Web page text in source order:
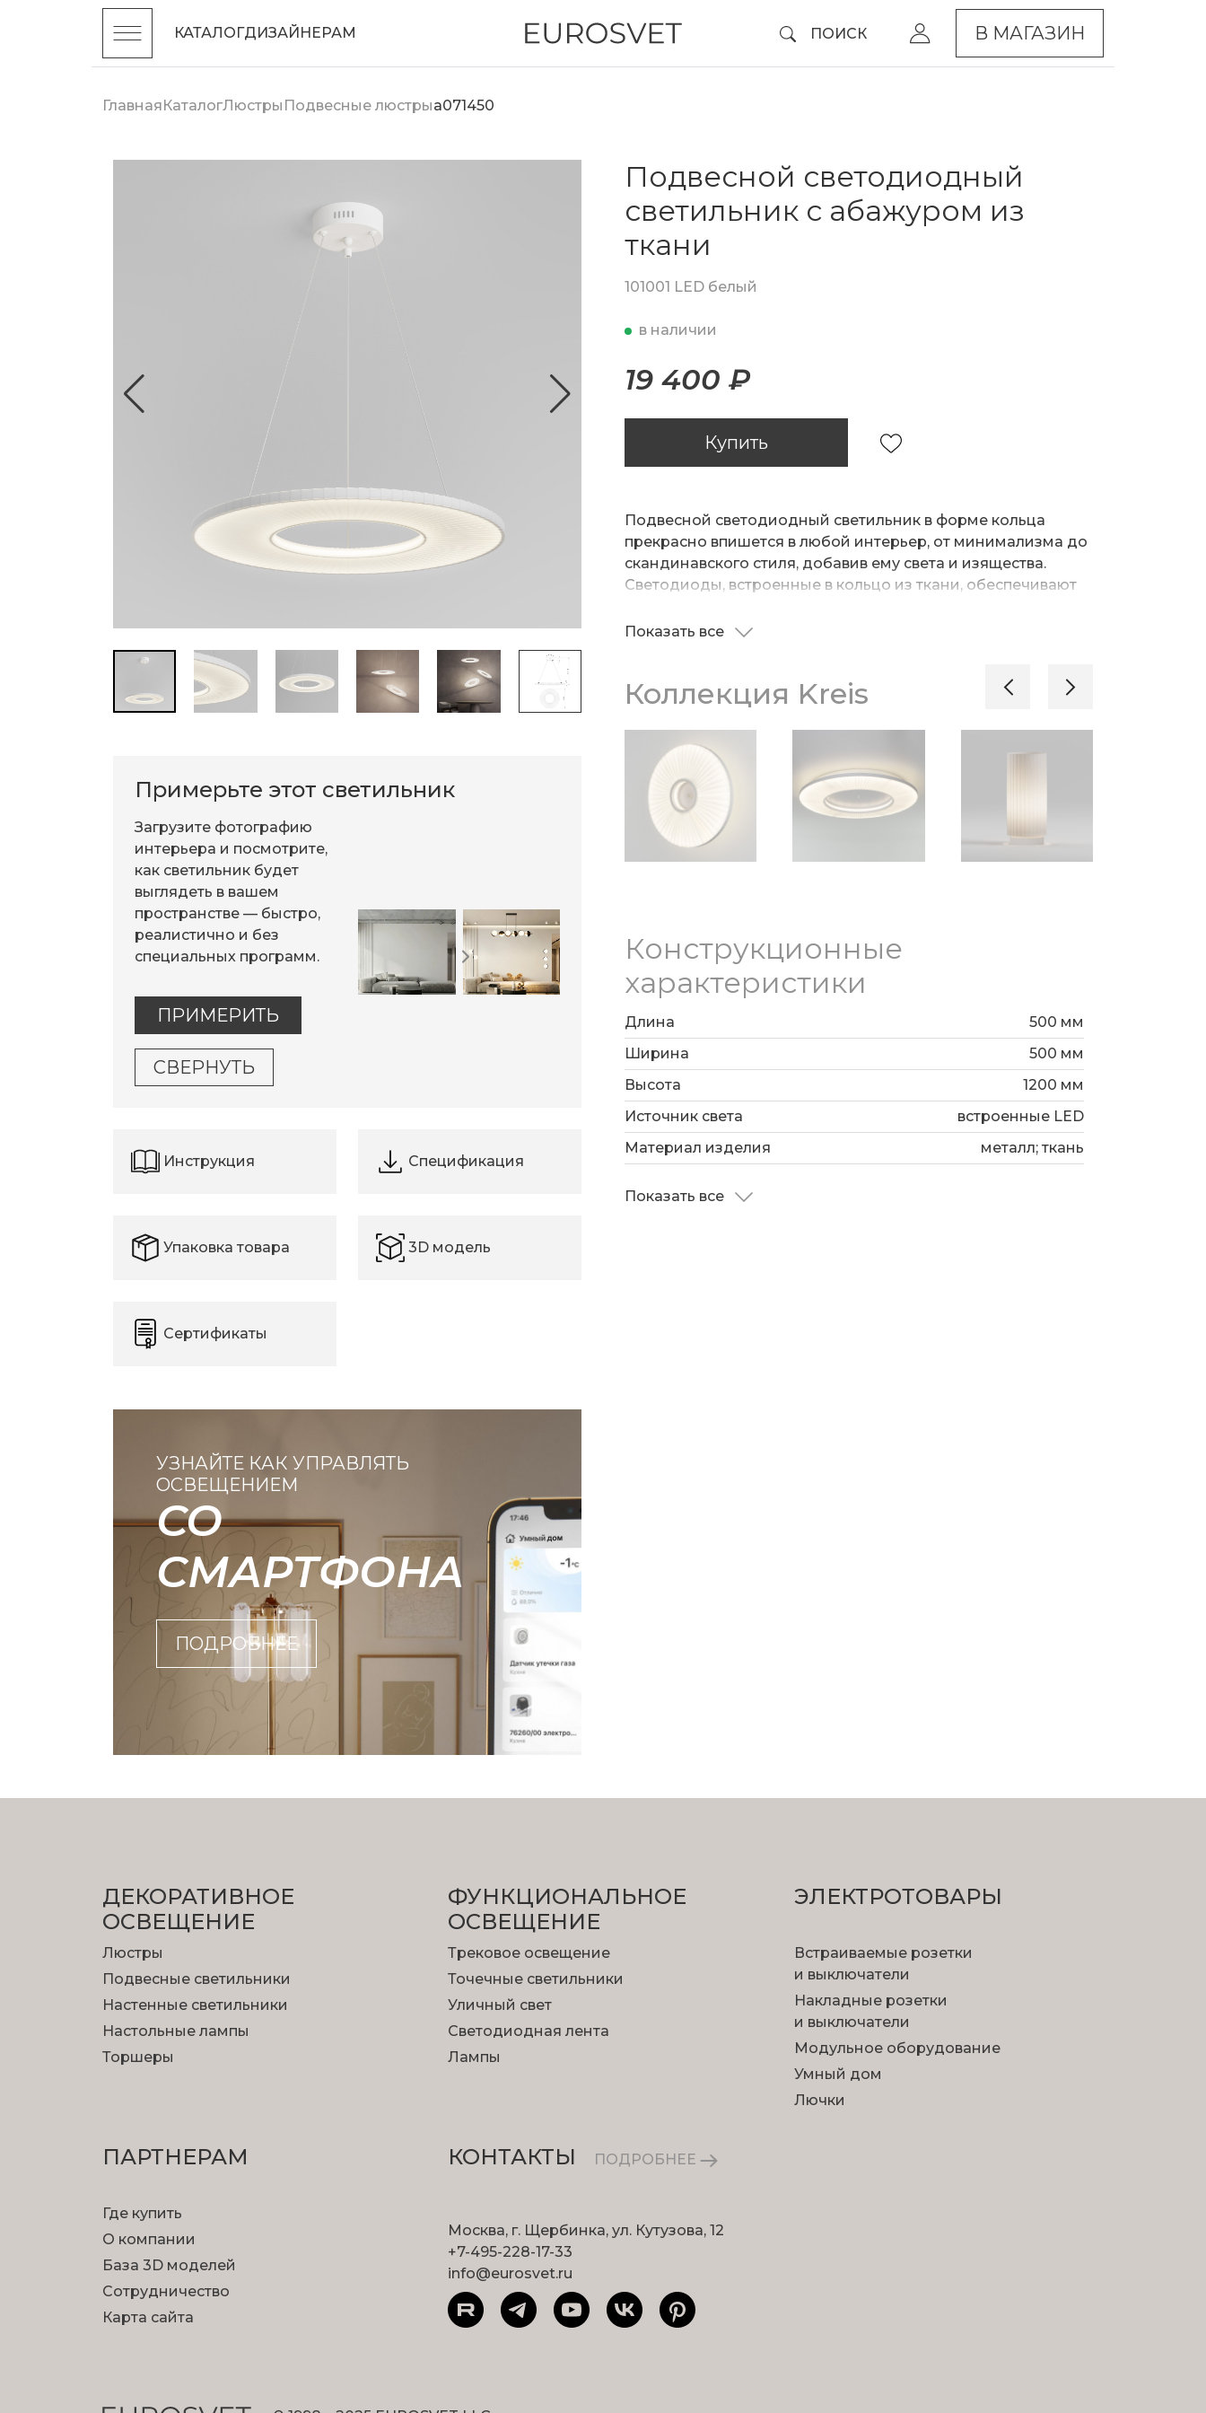
КАТАЛОГДИЗАЙНЕРАМ ПОИСК В МАГАЗИН
ГлавнаяКаталогЛюстры Подвесные люстрыa071450
Примерьте этот светильник
Загрузите фотографию
интерьера и посмотрите,
как светильник будет
выглядеть в вашем
пространстве — быстро,
реалистично и без
специальных программ.
ПРИМЕРИТЬ
СВЕРНУТЬ
Инструкция Спецификация
Упаковка товара 3D модель
Сертификаты
УЗНАЙТЕ КАК УПРАВЛЯТЬ
ОСВЕЩЕНИЕМ
СО
СМАРТФОНА
ПОДРОБНЕЕ
Подвесной светодиодный
светильник с абажуром из
ткани
101001 LED белый
в наличии
19 400 ₽
Купить
Подвесной светодиодный светильник в форме кольца
прекрасно впишется в любой интерьер, от минимализма до
скандинавского стиля, добавив ему света и изящества.
Светодиоды, встроенные в кольцо из ткани, обеспечивают
теней.
спальни, кухни, кабинета или офисного пространства.
Показать все
Коллекция Kreis
Конструкционные
характеристики
Длина
500 мм
Ширина
500 мм
Высота
1200 мм
Источник света
встроенные LED
Материал изделия
металл; ткань
Показать все
ДЕКОРАТИВНОЕ
ОСВЕЩЕНИЕ
Люстры
Подвесные светильники
Настенные светильники
Настольные лампы
Торшеры
ФУНКЦИОНА­ЛЬНОЕ
ОСВЕЩЕНИЕ
Трековое освещение
Точечные светильники
Уличный свет
Светодиодная лента
Лампы
ЭЛЕКТРОТОВАРЫ
Встраиваемые розетки
и выключатели
Накладные розетки
и выключатели
Модульное оборудование
Умный дом
Лючки
ПАРТНЕРАМ
Где купить
О компании
База 3D моделей
Сотрудничество
Карта сайта
КОНТАКТЫ ПОДРОБНЕЕ
Москва, г. Щербинка, ул. Кутузова, 12
+7-495-228-17-33
info@eurosvet.ru